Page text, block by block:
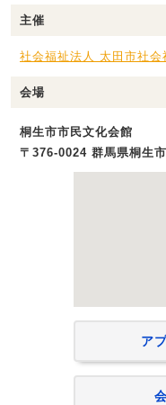
主催
社会福祉法人 太田市社会
会場
桐生市市民文化会館
〒376-0024 群馬県桐生
ア